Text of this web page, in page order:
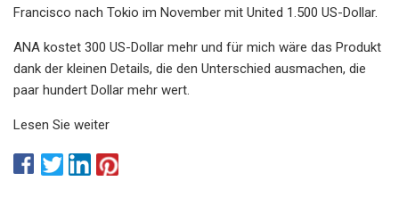
Francisco nach Tokio im November mit United 1.500 US-Dollar.
ANA kostet 300 US-Dollar mehr und für mich wäre das Produkt
dank der kleinen Details, die den Unterschied ausmachen, die
paar hundert Dollar mehr wert.
Lesen Sie weiter